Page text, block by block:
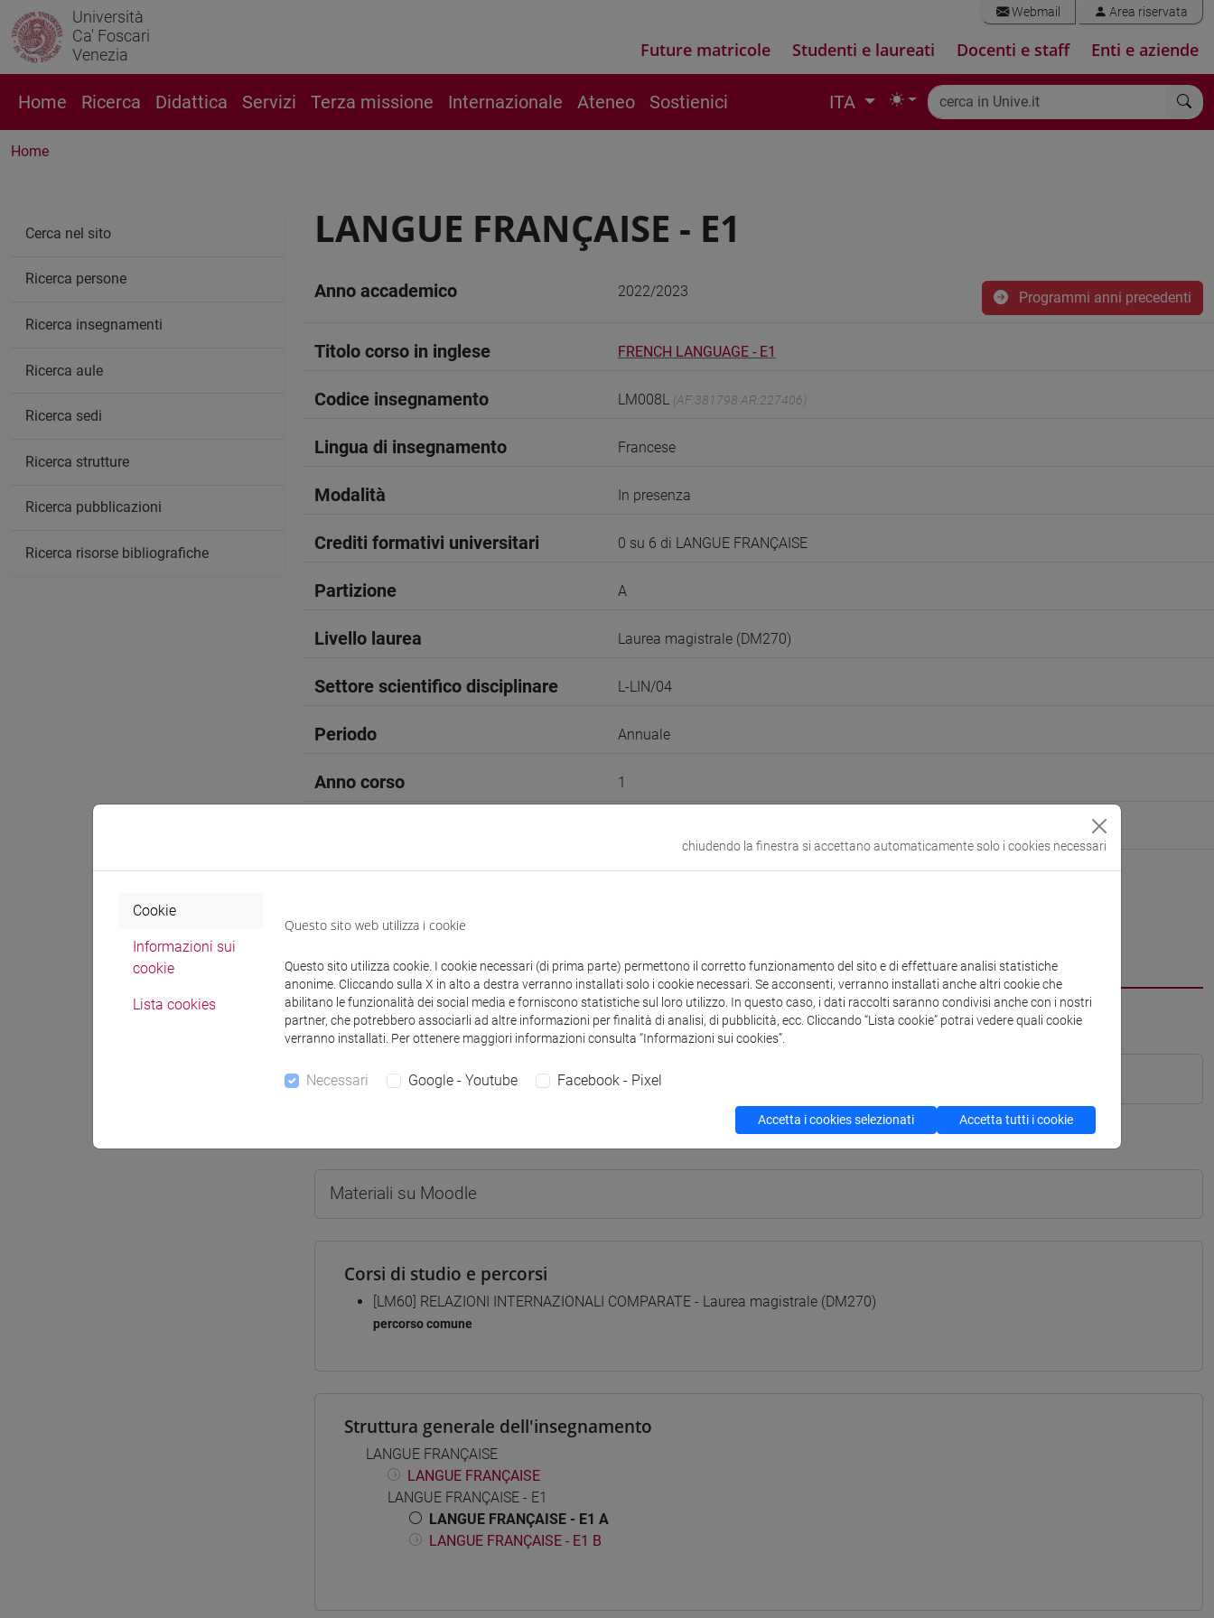
Università
Ca' Foscari
Venezia
Webmail Area riservata
Future matricole Studenti e laureati Docenti e staff Enti e aziende
Home Ricerca Didattica Servizi Terza missione Internazionale Ateneo Sostienici ITA
Home
LANGUE FRANÇAISE - E1
Anno accademico 2022/2023 Programmi anni precedenti
Titolo corso in inglese FRENCH LANGUAGE - E1
Codice insegnamento LM008L (AF:381798 AR:227406)
Lingua di insegnamento Francese
Modalità In presenza
Crediti formativi universitari 0 su 6 di LANGUE FRANÇAISE
Partizione A
Livello laurea Laurea magistrale (DM270)
Settore scientifico disciplinare L-LIN/04
Periodo Annuale
Anno corso 1
Esperti linguistici
LEROY Stéphanie - 60h Esercitazioni
Materiali su Moodle
Corsi di studio e percorsi
[LM60] RELAZIONI INTERNAZIONALI COMPARATE - Laurea magistrale (DM270)
percorso comune
Struttura generale dell'insegnamento
LANGUE FRANÇAISE
LANGUE FRANÇAISE
LANGUE FRANÇAISE - E1
LANGUE FRANÇAISE - E1 A
LANGUE FRANÇAISE - E1 B
Cerca nel sito
Ricerca persone
Ricerca insegnamenti
Ricerca aule
Ricerca sedi
Ricerca strutture
Ricerca pubblicazioni
Ricerca risorse bibliografiche
chiudendo la finestra si accettano automaticamente solo i cookies necessari
Cookie
Informazioni sui
cookie
Lista cookies
Questo sito web utilizza i cookie
Questo sito utilizza cookie. I cookie necessari (di prima parte) permettono il corretto funzionamento del sito e di effettuare analisi statistiche
anonime. Cliccando sulla X in alto a destra verranno installati solo i cookie necessari. Se acconsenti, verranno installati anche altri cookie che
abilitano le funzionalità dei social media e forniscono statistiche sul loro utilizzo. In questo caso, i dati raccolti saranno condivisi anche con i nostri
partner, che potrebbero associarli ad altre informazioni per finalità di analisi, di pubblicità, ecc. Cliccando “Lista cookie” potrai vedere quali cookie
verranno installati. Per ottenere maggiori informazioni consulta “Informazioni sui cookies”.
Necessari Google - Youtube Facebook - Pixel
Accetta i cookies selezionati Accetta tutti i cookie